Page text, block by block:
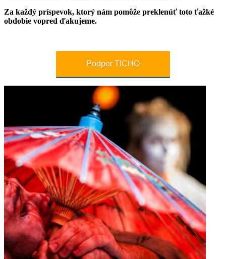
Za každý príspevok, ktorý nám pomôže preklenúť toto ťažké
obdobie vopred ďakujeme.
Podpor TICHO